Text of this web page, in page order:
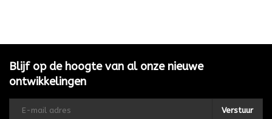
Blijf op de hoogte van al onze nieuwe
ontwikkelingen
Verstuur